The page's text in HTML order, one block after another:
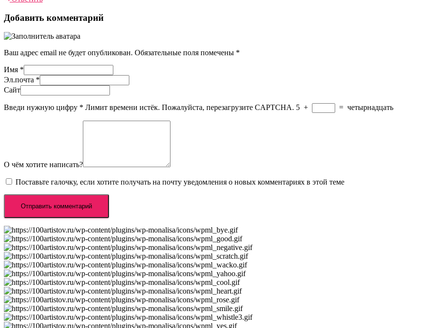
Добавить комментарий
Ваш адрес email не будет опубликован. Обязательные поля помечены *
Имя *
Эл.почта *
Сайт
Введи нужную цифру * Лимит времени истёк. Пожалуйста, перезагрузите CAPTCHA. 5 + = четырнадцать
О чём хотите написать?
Поставьте галочку, если хотите получать на почту уведомления о новых комментариях в этой теме